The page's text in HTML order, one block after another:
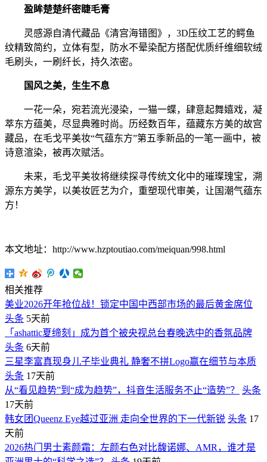
盈眸楚楚纤密睫毛膏
灵感源自清代藏品《清宫海错图》，3D压纹工艺的鳄鱼
纹精致简约，立体有型，防水不晕染配方搭配优质纤维细软绒
毛刷头，一刷纤长，持久浓密。
国风之美，生生不息
一花一朵，宛若流光浸染，一猫一蝶，肆意起舞嬉戏，凝
萃东方蕴美，尽显典雅时尚。历经数百年，蕴藏东方美的故宫
藏品，在毛戈平美妆“气蕴东方”第五季新品的一笔一画中，被
诗意渲染，被再次赋活。
未来，毛戈平美妆将继续探寻传统文化中的璀璨瑰宝，溯
源东方美学，以美妆匠艺为介，重塑现代审美，让国潮气蕴东
方！
本文地址：http://www.hzptoutiao.com/meiquan/998.html
相关推荐
美业2026开年抢位战！锁定中国中西部市场的最后黄金席位
头条 5天前
「ashattic夏缔刻」成为首个被央视总台春晚选中的香氛品牌
头条 6天前
三星李富真现身儿子毕业典礼 静奢不拼Logo赢在细节与本质
头条 17天前
从“看见趋势”到“成为趋势”，抖音生活服务不止“造势”？
头条
17天前
韩女团Queenz Eye越过亚洲 走向全世界的下一代新锐 头条 17
天前
2026热门男士素颜霜：左颜右色对比馥诺娜、AMR，谁才是